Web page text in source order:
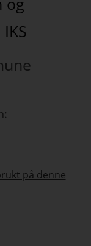
på denne